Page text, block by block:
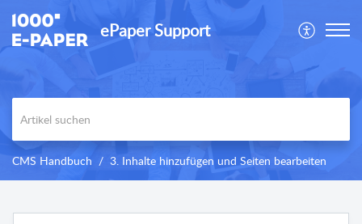
ePaper Support
CMS Handbuch 3. Inhalte hinzufügen und Seiten bearbeiten